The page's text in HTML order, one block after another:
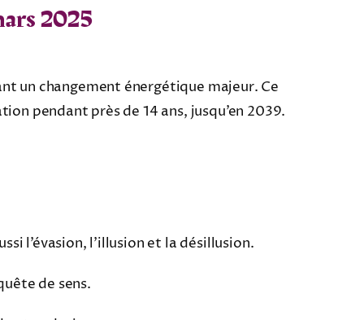
2025
un changement énergétique majeur. Ce
pendant près de 14 ans, jusqu’en 2039.
l’évasion, l’illusion et la désillusion.
de sens.